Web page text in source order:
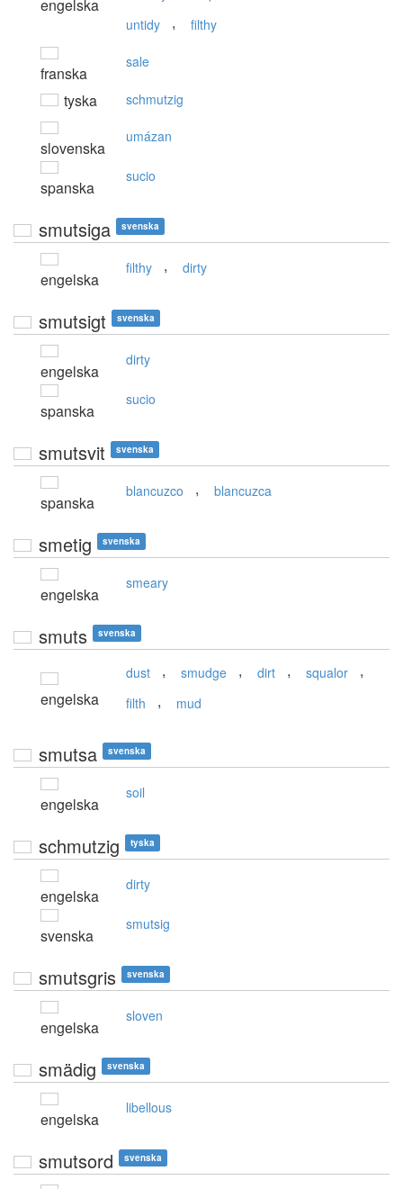
engelska
untidy , filthy
franska
sale
tyska schmutzig
slovenska
umázan
spanska
sucio
smutsiga svenska
engelska
filthy , dirty
smutsigt svenska
engelska
dirty
spanska
sucio
smutsvit svenska
spanska
blancuzco , blancuzca
smetig svenska
engelska
smeary
smuts svenska
engelska
dust , smudge , dirt , squalor ,
filth , mud
smutsa svenska
engelska
soil
schmutzig tyska
engelska
dirty
svenska
smutsig
smutsgris svenska
engelska
sloven
smädig svenska
engelska
libellous
smutsord svenska